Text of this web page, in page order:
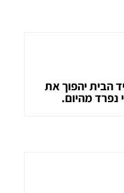
הבית יהפוך את
נפרד מהיום.